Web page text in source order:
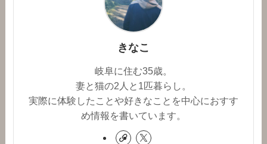
きなこ
岐阜に住む35歳。
妻と猫の2人と1匹暮らし。
実際に体験したことや好きなことを中心におすす
め情報を書いています。